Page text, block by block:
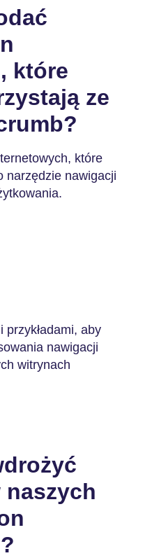
które
ze
które
narzędzie nawigacji
przykładami, aby
nawigacji
witrynach
naszych